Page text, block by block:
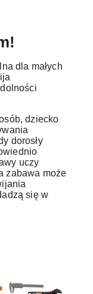
dla małych
dziecko
dorosły
uczy
zabawa może
się w